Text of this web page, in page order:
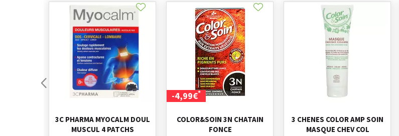
3C PHARMA MYOCALM DOUL
MUSCUL 4 PATCHS
-4,99€*
COLOR&SOIN 3N CHATAIN
FONCE
3 CHENES COLOR AMP SOIN
MASQUE CHEV COL